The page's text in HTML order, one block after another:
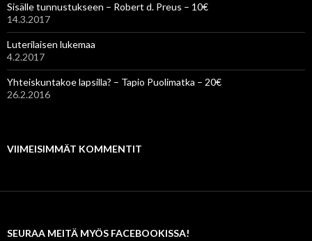
Sisälle tunnustukseen – Robert d. Preus – 10€
14.3.2017
Luterilaisen lukemaa
4.2.2017
Yhteiskuntakoe lapsilla? – Tapio Puolimatka – 20€
26.2.2016
VIIMEISIMMÄT KOMMENTIT
SEURAA MEITÄ MYÖS FACEBOOKISSA!